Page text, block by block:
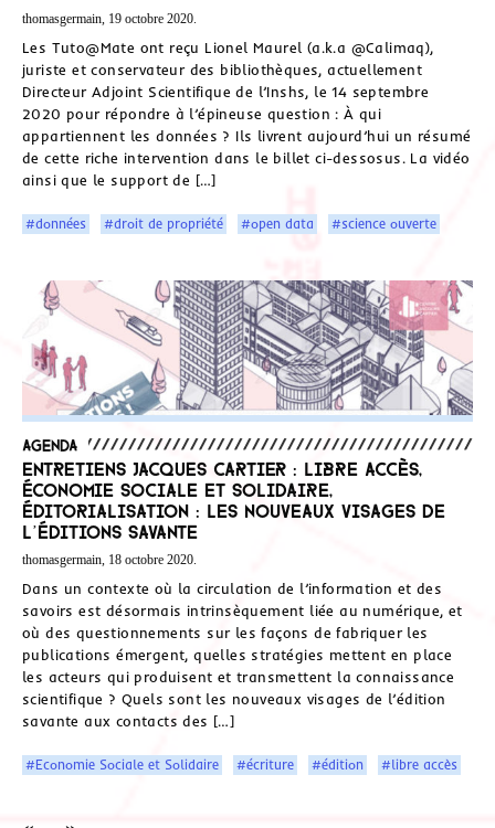
thomasgermain, 19 octobre 2020.
Les Tuto@Mate ont reçu Lionel Maurel (a.k.a @Calimaq),
juriste et conservateur des bibliothèques, actuellement
Directeur Adjoint Scientifique de l’Inshs, le 14 septembre
2020 pour répondre à l’épineuse question : À qui
appartiennent les données ? Ils livrent aujourd’hui un résumé
de cette riche intervention dans le billet ci-dessosus. La vidéo
ainsi que le support de […]
#données #droit de propriété #open data #science ouverte
Agenda
Entretiens Jacques Cartier : LIBRE ACCÈS,
ÉCONOMIE SOCIALE ET SOLIDAIRE,
ÉDITORIALISATION : LES NOUVEAUX VISAGES DE
L’ÉDITIONS SAVANTE
thomasgermain, 18 octobre 2020.
Dans un contexte où la circulation de l’information et des
savoirs est désormais intrinsèquement liée au numérique, et
où des questionnements sur les façons de fabriquer les
publications émergent, quelles stratégies mettent en place
les acteurs qui produisent et transmettent la connaissance
scientifique ? Quels sont les nouveaux visages de l’édition
savante aux contacts des […]
#Economie Sociale et Solidaire #écriture #édition #libre accès